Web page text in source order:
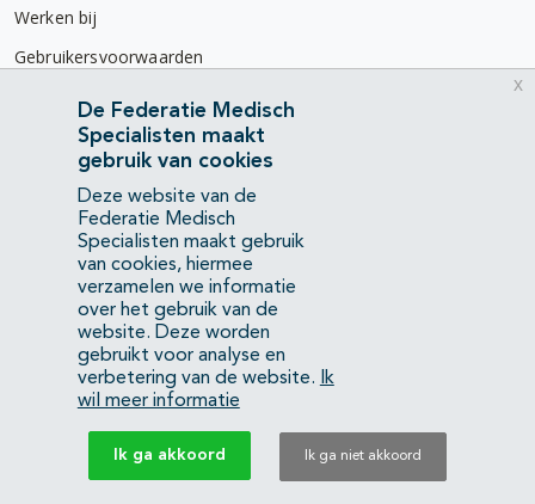
Werken bij
Gebruikersvoorwaarden
Privacyverklaring
Contact
Mercatorlaan 1200
3528 BL Utrecht
(088) 505 34 34
info@richtlijnendatabase.nl
YouTubeLinkedIn
KvK Federatie Medisch Specialisten:40483480
Privacyverklaring
De Federatie Medisch
Specialisten maakt
gebruik van cookies
Deze website van de
Federatie Medisch
Specialisten maakt gebruik
van cookies, hiermee
verzamelen we informatie
over het gebruik van de
website. Deze worden
gebruikt voor analyse en
verbetering van de website.
Ik
wil meer informatie
Ik ga akkoord Ik ga niet akkoord
x